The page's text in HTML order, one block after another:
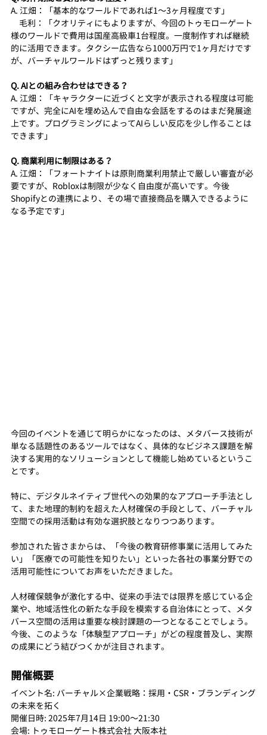
A. 江畑：「基本的なワールドであれば1〜3ヶ月程度です」
毛利：「クオリティにもよりますが、今回のトゥモローゲート
様のワールドで費用は国産高級車1台程度。一度制作すれば継続
的に活用できます。タクシー広告なら1000万円で1ヶ月だけです
が、バーチャルワールドはずっと残ります」
Q. AIとの組み合わせはできる？
A. 江畑：「キャラクターに近づくと文字が表示される程度は可能
ですが、完全にAIを埋め込んで自由な会話をするのはまだ発展途
上です。プログラミングによってAIらしい反応を少し作ることは
できます」
Q. 商業利用に制限はある？
A. 江畑：「フォートナイトは原則商業利用禁止で厳しい審査が必
要ですが、Robloxは制限が少なく自由度が高いです。今後
Shopifyとの連携により、その場で直接商品を購入できるように
なる予定です」
今回のイベントを通じて明らかになったのは、メタバース技術が
単なる話題性のあるツールではなく、具体的なビジネス課題を解
決する実用的なソリューションとして機能し始めているというこ
とです。
特に、デジタルネイティブ世代への効果的なアプローチ手法とし
て、また地理的制約を超えた人材確保の手段として、バーチャル
空間での採用活動は有効な選択肢となりつつあります。
参加された皆さまからは、「今後の教育研修事業に活用してみた
い」「医療での可能性を知りたい」といった各社の事業分野での
活用可能性についてお声をいただきました。
人材確保競争が激化する中、従来の手法では限界を感じている企
業や、地域活性化の新たな手段を模索する自治体にとって、メタ
バース空間の活用は重要な検討課題の一つとなることでしょう。
今後、このような「体験型アプローチ」がどの程度普及し、実際
の成果にどう結びつくかが注目されます。
開催概要
イベント名: バーチャル×企業戦略：採用・CSR・ブランディング
の未来を拓く
開催日時: 2025年7月14日 19:00〜21:30
会場: トゥモローゲート株式会社 大阪本社